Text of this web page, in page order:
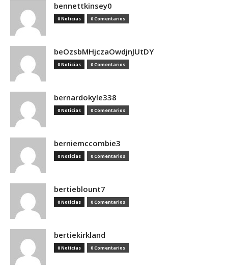
bennettkinsey0
0 Noticias 0 Comentarios
beOzsbMHjczaOwdjnJUtDY
0 Noticias 0 Comentarios
bernardokyle338
0 Noticias 0 Comentarios
berniemccombie3
0 Noticias 0 Comentarios
bertieblount7
0 Noticias 0 Comentarios
bertiekirkland
0 Noticias 0 Comentarios